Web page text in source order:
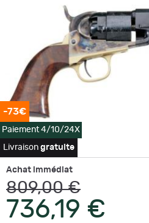
-73€
Paiement 4/10/24X
Livraison gratuite
Achat immédiat
809,00 €
736,19 €